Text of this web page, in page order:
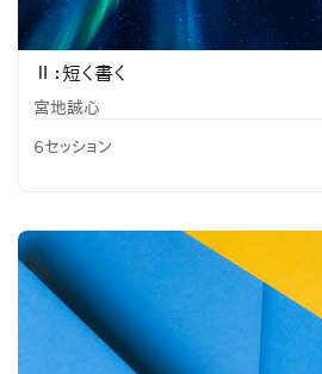
Ⅱ：短く書く
宮地誠心
6セッション